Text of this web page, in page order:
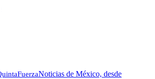
FuerzaNoticias de México, desde